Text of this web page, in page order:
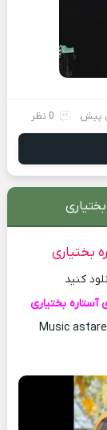
0 نظر
بختیاری
کنید
بختیاری
Music